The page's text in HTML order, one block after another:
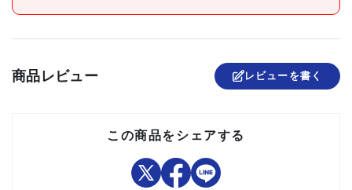
原産国 日本
4mm×100m
商品レビュー レビューを書く
この商品をシェアする